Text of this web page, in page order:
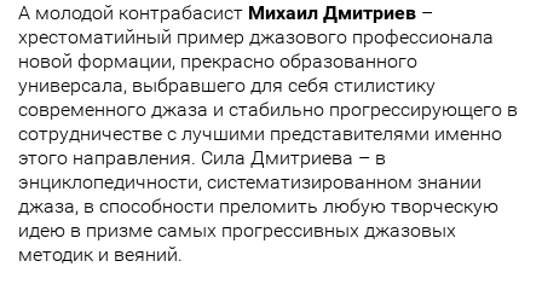
А молодой контрабасист Михаил Дмитриев –
хрестоматийный пример джазового профессионала
новой формации, прекрасно образованного
универсала, выбравшего для себя стилистику
современного джаза и стабильно прогрессирующего в
сотрудничестве с лучшими представителями именно
этого направления. Сила Дмитриева – в
энциклопедичности, систематизированном знании
джаза, в способности преломить любую творческую
идею в призме самых прогрессивных джазовых
методик и веяний.